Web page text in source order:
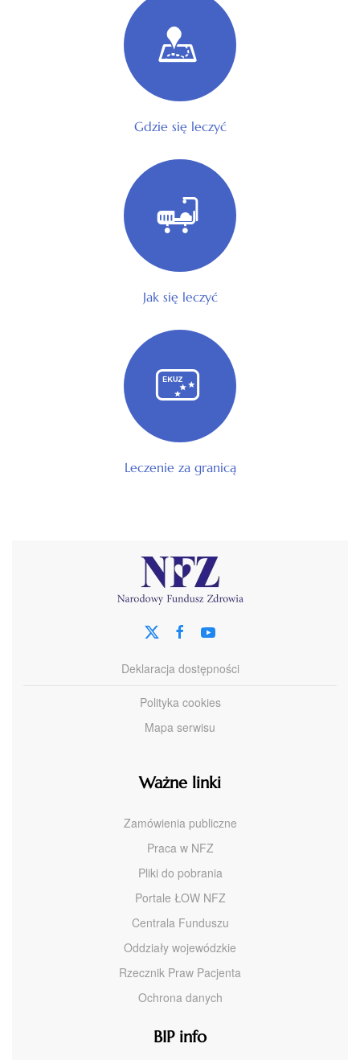
Gdzie się leczyć
Jak się leczyć
Leczenie za granicą
Deklaracja dostępności
Polityka cookies
Mapa serwisu
Ważne linki
Zamówienia publiczne
Praca w NFZ
Pliki do pobrania
Portale ŁOW NFZ
Centrala Funduszu
Oddziały wojewódzkie
Rzecznik Praw Pacjenta
Ochrona danych
BIP info